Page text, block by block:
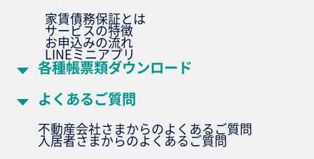
家賃債務保証とは
サービスの特徴
お申込みの流れ
LINEミニアプリ
各種帳票類ダウンロード
よくあるご質問
不動産会社さまからのよくあるご質問
入居者さまからのよくあるご質問